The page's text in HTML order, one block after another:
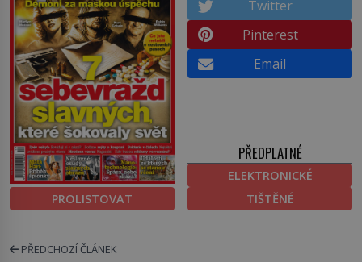
PROLISTOVAT
Twitter
Pinterest
Email
PŘEDPLATNÉ
ELEKTRONICKÉ
TIŠTĚNÉ
PŘEDCHOZÍ ČLÁNEK